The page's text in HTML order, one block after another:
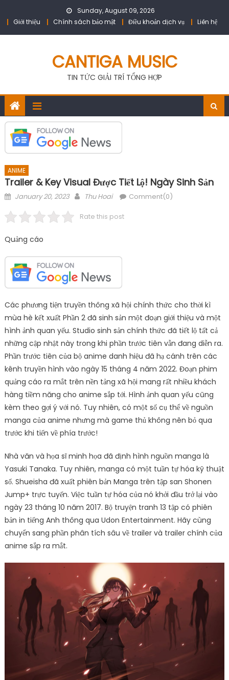
Sunday, August 09, 2026
Giới thiệu
Chính sách bảo mật Điều khoản dịch vụ Liên hệ
CANTIGA MUSIC
TIN TỨC GIẢI TRÍ TỔNG HỢP
ANIME
Trailer & Key Visual Được Tiết Lộ! Ngày Sinh Sản
Posted
January 20, 2023 Author
Thu Hoai Comment(0)
Rate this post
Quảng cáo
Các phương tiện truyền thông xã hội chính thức cho thời kì
mùa hè kết xuất Phần 2 đã sinh sản một đoạn giới thiệu và một
hình ảnh quan yếu. Studio sinh sản chính thức đã tiết lộ tất cả
những cập nhật này trong khi phần trước tiên vẫn đang diễn ra.
Phần trước tiên của bộ anime danh hiệu đã hạ cánh trên các
kênh truyền hình vào ngày 15 tháng 4 năm 2022. Đoạn phim
quảng cáo ra mắt trên nền tảng xã hội mang rất nhiều khách
hàng tiềm năng cho anime sắp tới. Hình ảnh quan yếu cũng
kèm theo gợi ý với nó. Tuy nhiên, có một số cụ thể về nguồn
manga của anime nhưng mà game thủ không nên bỏ qua
trước khi tiến về phía trước!
Nhà văn và họa sĩ minh họa đã định hình nguồn manga là
Yasuki Tanaka. Tuy nhiên, manga có một tuần tự hóa kỹ thuật
số. Shueisha đã xuất phiên bản Manga trên tập san Shonen
Jump+ trực tuyến. Việc tuần tự hóa của nó khởi đầu trở lại vào
ngày 23 tháng 10 năm 2017. Bộ truyện tranh 13 tập có phiên
bản in tiếng Anh thông qua Udon Entertainment. Hãy cùng
chuyển sang phần phân tích sâu về trailer và trailer chính của
anime sắp ra mắt.